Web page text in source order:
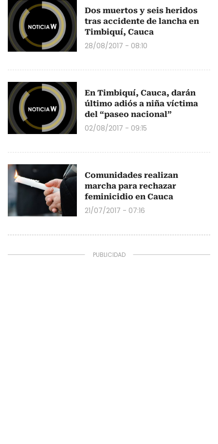
Dos muertos y seis heridos
tras accidente de lancha en
Timbiquí, Cauca
28/08/2017 - 08:10
En Timbiquí, Cauca, darán
último adiós a niña víctima
del “paseo nacional”
02/08/2017 - 09:15
Comunidades realizan
marcha para rechazar
feminicidio en Cauca
21/07/2017 - 07:16